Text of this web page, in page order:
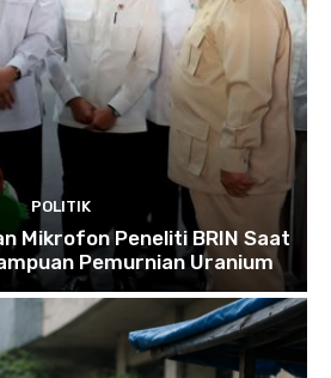
POLITIK
Mikrofon Peneliti BRIN Saat
Pemurnian Uranium